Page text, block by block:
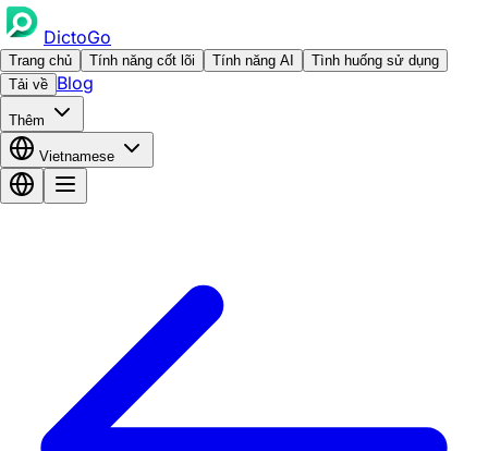
DictoGo
Trang chủ Tính năng cốt lõi Tính năng AI
Tình huống sử dụng
Tải về Blog
Thêm
Vietnamese